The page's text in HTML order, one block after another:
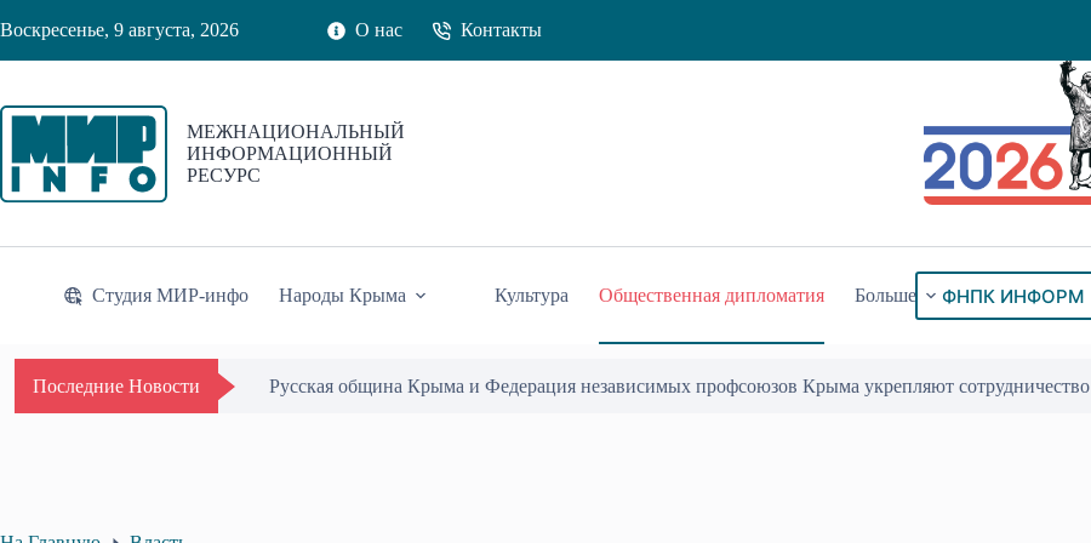
к
Воскресенье, 9 августа, 2026 О нас Контакты
МЕЖНАЦИОНАЛЬНЫЙ
ИНФОРМАЦИОННЫЙ
РЕСУРС
Студия МИР-инфо Народы Крыма Культура Общественная дипломатия Больше ФНПК ИНФОРМ
Последние Новости Русская община Крыма и Федерация независимых профсоюзов Крыма укрепляют сотрудничество